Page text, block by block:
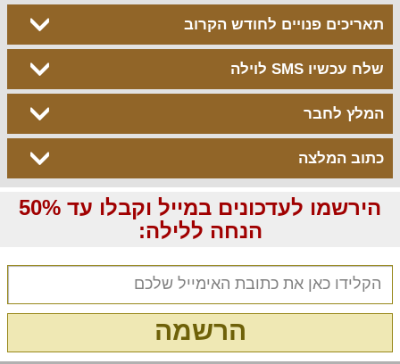
תאריכים פנויים לחודש הקרוב
שלח עכשיו SMS לוילה
המלץ לחבר
כתוב המלצה
הירשמו לעדכונים במייל וקבלו עד 50%
הנחה ללילה:
הרשמה